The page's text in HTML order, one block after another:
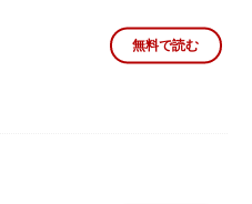
無料で読む